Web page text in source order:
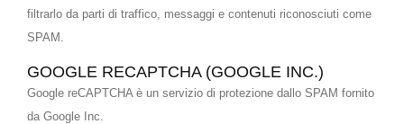
filtrarlo da parti di traffico, messaggi e contenuti riconosciuti come
SPAM.
GOOGLE RECAPTCHA (GOOGLE INC.)
Google reCAPTCHA è un servizio di protezione dallo SPAM fornito
da Google Inc.